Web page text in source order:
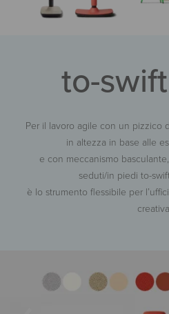
to-
Per il lavoro agile con un pizzico
in altezza in base alle
e con meccanismo
seduti/in piedi to-
è lo strumento flessibile per